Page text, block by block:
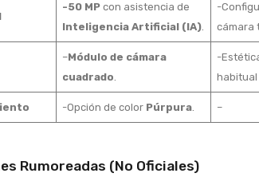
-50 MPcon asistencia de
Inteligencia Artificial (IA).
-
cámara
–Módulo de cámara
cuadrado.
-
habitual
-Opción de color Púrpura. –
Rumoreadas (No Oficiales)